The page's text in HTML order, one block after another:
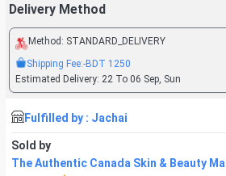
Delivery Method
Method: STANDARD_DELIVERY
Shipping Fee:-BDT 1250
Estimated Delivery: 22 To 06 Sep, Sun
Fulfilled by : Jachai
Sold by
The Authentic Canada Skin & Beauty Mall